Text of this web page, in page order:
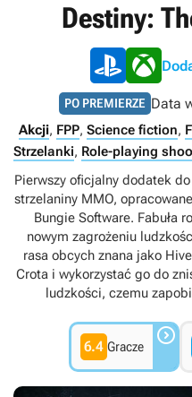
Destiny:
PO PREMIERZE Data
Akcji, FPP, Science fiction,
Strzelanki, Role-playing
Pierwszy oficjalny dodatek
strzelaniny MMO,
Bungie Software. Fabuła
nowym zagrożeniu
rasa obcych znana jako
Crota i wykorzystać go do
ludzkości, czemu
6.4 Gracze 